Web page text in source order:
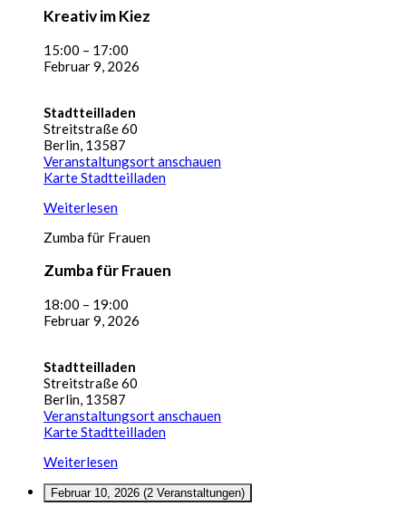
Kreativ im Kiez
15:00 – 17:00
Februar 9, 2026
Stadtteilladen
Streitstraße 60
Berlin 13587
Veranstaltungsort anschauen
KarteStadtteilladen
Weiterlesen
Zumba für Frauen
Zumba für Frauen
18:00 – 19:00
Februar 9, 2026
Stadtteilladen
Streitstraße 60
Berlin, 13587
Veranstaltungsort anschauen
KarteStadtteilladen
Weiterlesen
Februar 10, 2026 (2 Veranstaltungen)